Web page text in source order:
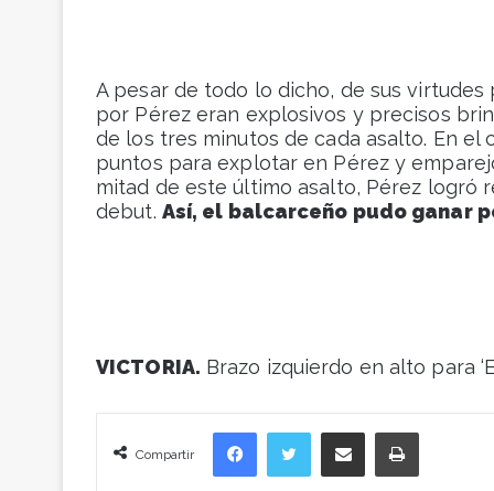
A pesar de todo lo dicho, de sus
por Pérez eran explosivos y precisos
de los tres minutos de cada asalto. En
puntos para explotar en Pérez y
mitad de este último asalto, Pérez logró
debut. Así, el balcarceño pudo ganar
VICTORIA. Brazo izquierdo en alto para
Compartir
Facebook Compartir vía correo electrónico